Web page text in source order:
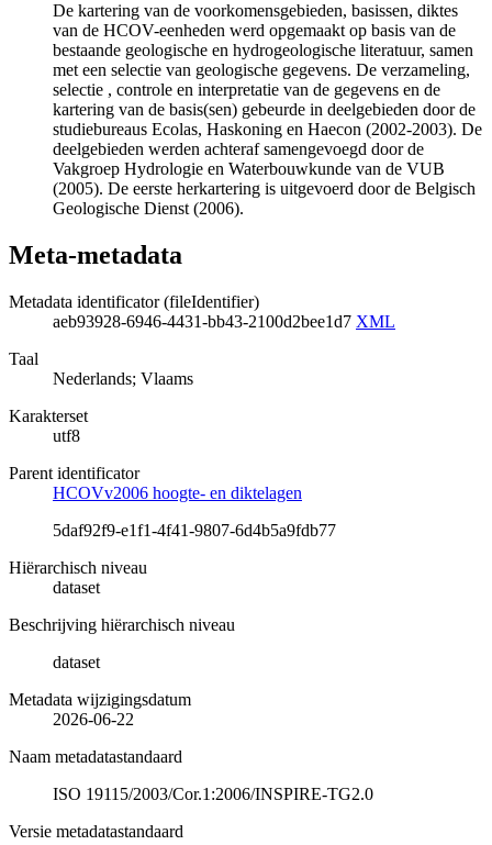
De kartering van de voorkomensgebieden, basissen, diktes
van de HCOV-eenheden werd opgemaakt op basis van de
bestaande geologische en hydrogeologische literatuur, samen
met een selectie van geologische gegevens. De verzameling,
selectie , controle en interpretatie van de gegevens en de
kartering van de basis(sen) gebeurde in deelgebieden door de
studiebureaus Ecolas, Haskoning en Haecon (2002-2003). De
deelgebieden werden achteraf samengevoegd door de
Vakgroep Hydrologie en Waterbouwkunde van de VUB
(2005). De eerste herkartering is uitgevoerd door de Belgisch
Geologische Dienst (2006).
Meta-metadata
Metadata identificator (fileIdentifier)
aeb93928-6946-4431-bb43-2100d2bee1d7 XML
Taal
Nederlands; Vlaams
Karakterset
utf8
Parent identificator
HCOVv2006 hoogte- en diktelagen
5daf92f9-e1f1-4f41-9807-6d4b5a9fdb77
Hiërarchisch niveau
dataset
Beschrijving hiërarchisch niveau
dataset
Metadata wijzigingsdatum
2026-06-22
Naam metadatastandaard
ISO 19115/2003/Cor.1:2006/INSPIRE-TG2.0
Versie metadatastandaard